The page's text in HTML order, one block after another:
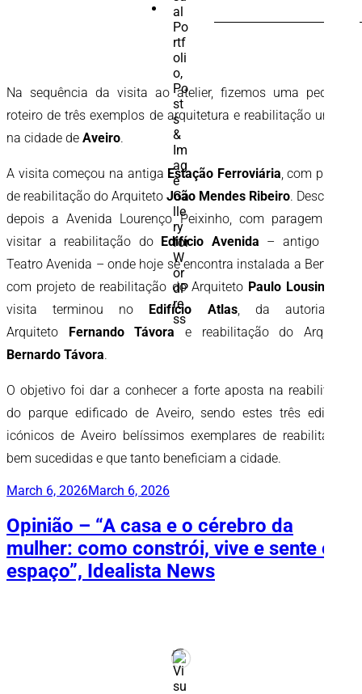
POR:
Na sequência da visita ao atelier, fizemos uma pequeno
roteiro de três exemplos de arquitetura e reabilitação urbana
na cidade de Aveiro.
A visita começou na antiga Estação Ferroviária, com projeto
de reabilitação do Arquiteto João Mendes Ribeiro. Descemos
depois a Avenida Lourenço Peixinho, com paragem para
visitar a reabilitação do Edifício Avenida – antigo Cine-
Teatro Avenida – onde hoje se encontra instalada a Bertrand,
com projeto de reabilitação do Arquiteto Paulo Lousinha
visita terminou no Edifício Atlas, da autoria do
Arquiteto Fernando Távora e reabilitação do Arquiteto
Bernardo Távora.
O objetivo foi dar a conhecer a forte aposta na reabilitação
do parque edificado de Aveiro, sendo estes três edifícios
icónicos de Aveiro belíssimos exemplares de reabilitações
bem sucedidas e que tanto beneficiam a cidade.
Publicado
March 6, 2026March 6, 2026
Opinião – “A casa e o cérebro da
mulher: como constrói, vive e sente o
espaço”, Idealista News